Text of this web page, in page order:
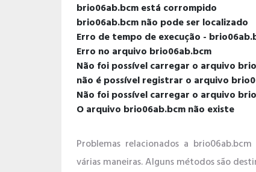
brio06ab.bcm está corrompido
brio06ab.bcm não pode ser localizado
Erro de tempo de execução -
Erro no arquivo brio06ab.bcm
Não foi possível carregar o arquivo
não é possível registrar o arquivo
Não foi possível carregar o arquivo
O arquivo brio06ab.bcm não existe
Problemas relacionados a
várias maneiras. Alguns métodos são